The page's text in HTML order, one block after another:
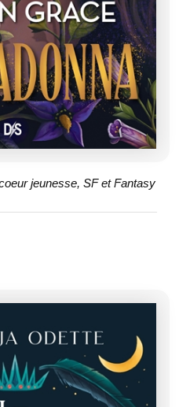
jeunesse, SF et Fantasy